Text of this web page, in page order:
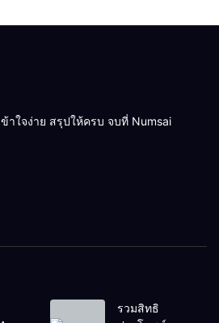
าใจง่าย สรุปให้ครบ จบที่ Numsai
รวมสิทธิ